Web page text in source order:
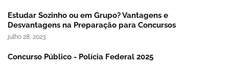
Estudar Sozinho ou em Grupo? Vantagens e
Desvantagens na Preparação para Concursos
julho 28, 2023
Concurso Público - Polícia Federal 2025